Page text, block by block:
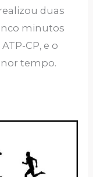
duas
minutos
CP, e o
tempo.